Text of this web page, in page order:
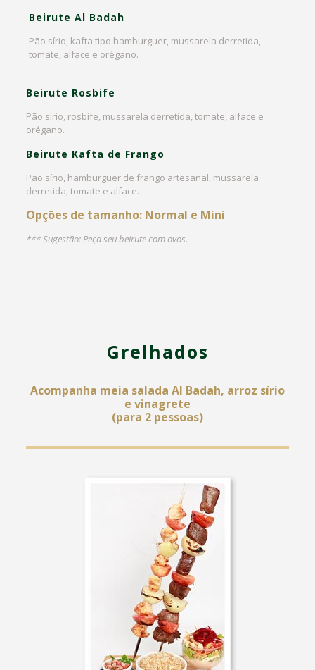
Beirute Al Badah
Pão sírio, kafta tipo hamburguer, mussarela derretida,
tomate, alface e orégano.
Beirute Rosbife
Pão sírio, rosbife, mussarela derretida, tomate, alface e
orégano.
Beirute Kafta de Frango
Pão sírio, hamburguer de frango artesanal, mussarela
derretida, tomate e alface.
Opções de tamanho: Normal e Mini
*** Sugestão: Peça seu beirute com ovos.
Grelhados
Acompanha meia salada Al Badah, arroz sírio
e vinagrete
(para 2 pessoas)